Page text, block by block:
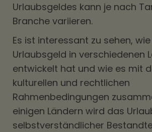
Urlaubsgeldes kann je nach
Branche variieren.
Es ist interessant zu sehen,
Urlaubsgeld in verschiedenen
entwickelt hat und wie es mit
kulturellen und rechtlichen
Rahmenbedingungen
einigen Ländern wird das
selbstverständlicher